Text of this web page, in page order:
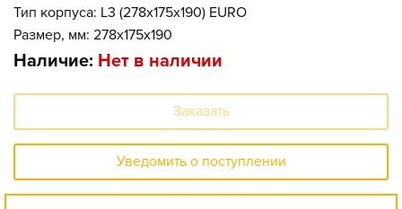
Тип корпуса: L3 (278x175x190) EURO
Размер, мм: 278x175x190
Наличие: Нет в наличии
Заказать
Уведомить о поступлении